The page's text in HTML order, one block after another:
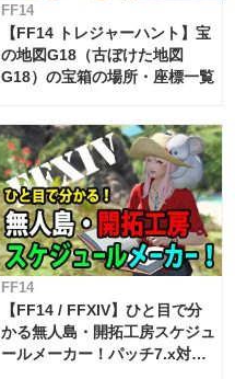
FF14
【FF14 トレジャーハント】宝
の地図G18（古ぼけた地図
G18）の宝箱の場所・座標一覧
FF14
【FF14 / FFXIV】ひと目で分
かる無人島・開拓工房スケジュ
ールメーカー！パッチ7.x対応